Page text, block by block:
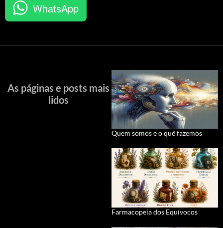
WhatsApp
As páginas e posts mais
lidos
Quem somos e o quê fazemos
Farmacopeia dos Equívocos